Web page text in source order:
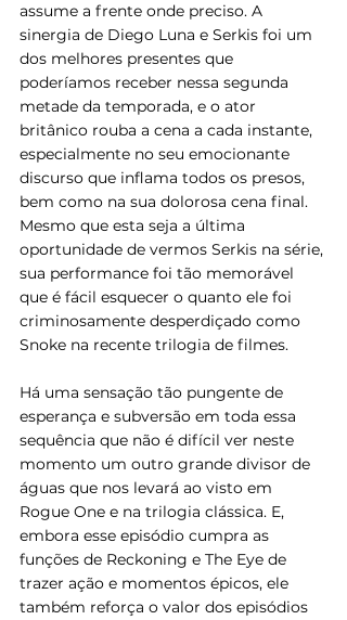
assume a frente onde preciso. A
sinergia de Diego Luna e Serkis foi um
dos melhores presentes que
poderíamos receber nessa segunda
metade da temporada, e o ator
britânico rouba a cena a cada instante,
especialmente no seu emocionante
discurso que inflama todos os presos,
bem como na sua dolorosa cena final.
Mesmo que esta seja a última
oportunidade de vermos Serkis na série,
sua performance foi tão memorável
que é fácil esquecer o quanto ele foi
criminosamente desperdiçado como
Snoke na recente trilogia de filmes.
Há uma sensação tão pungente de
esperança e subversão em toda essa
sequência que não é difícil ver neste
momento um outro grande divisor de
águas que nos levará ao visto em
Rogue One e na trilogia clássica. E,
embora esse episódio cumpra as
funções de Reckoning e The Eye de
trazer ação e momentos épicos, ele
também reforça o valor dos episódios